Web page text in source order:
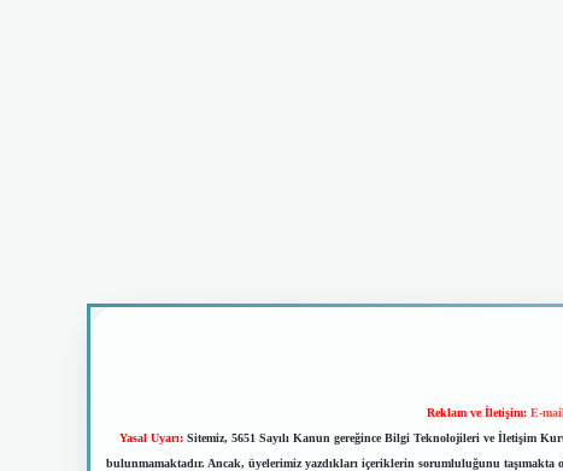
Reklam ve İletişim: E-
Yasal Uyarı: Sitemiz, 5651 Sayılı Kanun gereğince Bilgi Teknolojileri ve İletişim
bulunmamaktadır. Ancak, üyelerimiz yazdıkları içeriklerin sorumluluğunu